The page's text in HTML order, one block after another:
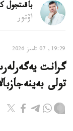
اۆتور
19:29, 07 تامىز 2026
گرانت
تولى